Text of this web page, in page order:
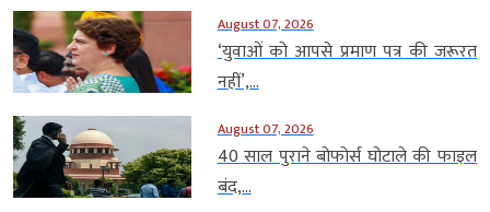
August 07, 2026
‘युवाओं को आपसे प्रमाण पत्र की जरूरत
नहीं’,...
August 07, 2026
40 साल पुराने बोफोर्स घोटाले की फाइल
बंद,...